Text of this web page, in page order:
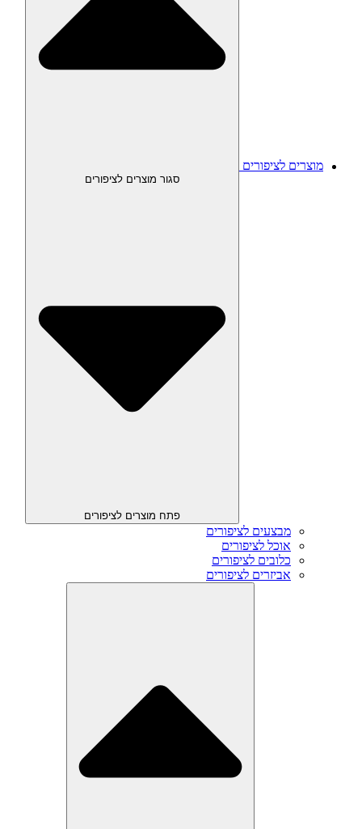
מוצרים לציפורים
סגור מוצרים לציפורים
פתח מוצרים לציפורים
מבצעים לציפורים
אוכל לציפורים
כלובים לציפורים
אביזרים לציפורים